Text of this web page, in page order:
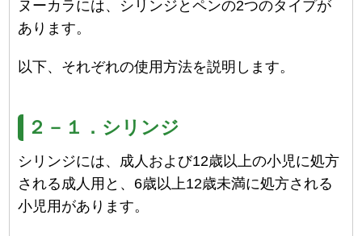
ヌーカラには、シリンジとペンの2つのタイプが
あります。
以下、それぞれの使用方法を説明します。
２－１．シリンジ
シリンジには、成人および12歳以上の小児に処方
される成人用と、6歳以上12歳未満に処方される
小児用があります。